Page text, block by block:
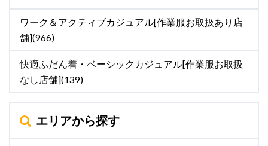
ワーク＆アクティブカジュアル[作業服お取扱あり店
舗](966)
快適ふだん着・ベーシックカジュアル[作業服お取扱
なし店舗](139)
エリアから探す